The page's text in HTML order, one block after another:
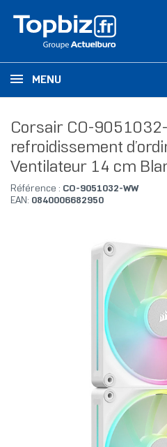
MENU
Corsair CO-
refroidissement
Ventilateur 14 cm
Référence : CO-9051032-WW
EAN: 0840006682950